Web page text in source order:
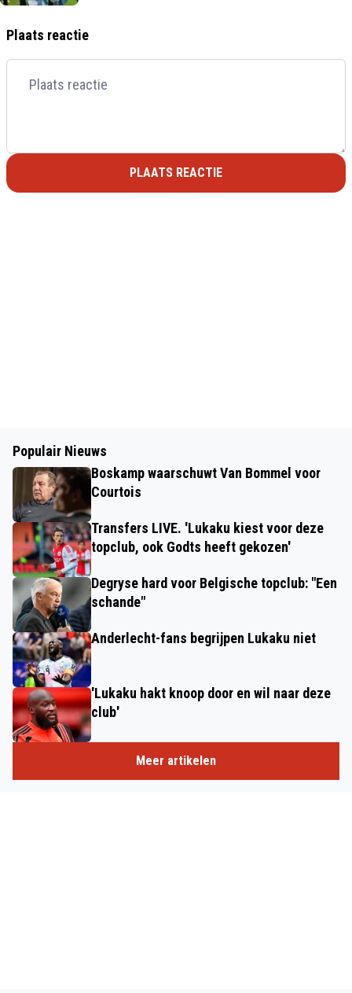
Plaats reactie
PLAATS REACTIE
Populair Nieuws
Boskamp waarschuwt Van Bommel voor
Courtois
Transfers LIVE. 'Lukaku kiest voor deze
topclub, ook Godts heeft gekozen'
Degryse hard voor Belgische topclub: "Een
schande"
Anderlecht-fans begrijpen Lukaku niet
'Lukaku hakt knoop door en wil naar deze
club'
Meer artikelen